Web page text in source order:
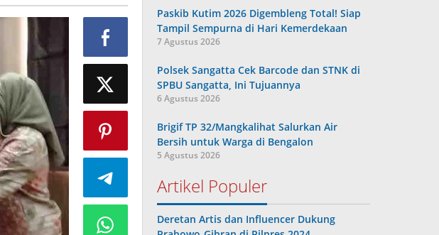
Paskib Kutim 2026 Digembleng Total! Siap
Tampil Sempurna di Hari Kemerdekaan
7 Agustus 2026
Polsek Sangatta Cek Barcode dan STNK di
SPBU Sangatta, Ini Tujuannya
6 Agustus 2026
Brigif TP 32/Mangkalihat Salurkan Air
Bersih untuk Warga di Bengalon
5 Agustus 2026
Artikel Populer
Deretan Artis dan Influencer Dukung